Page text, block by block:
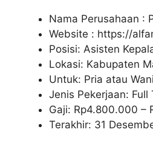
Nama Perusahaan :
Website : https://
Posisi: Asisten
Lokasi: Kabupaten
Untuk: Pria atau
Jenis Pekerjaan: Full
Gaji: Rp4.800.000 –
Terakhir: 31